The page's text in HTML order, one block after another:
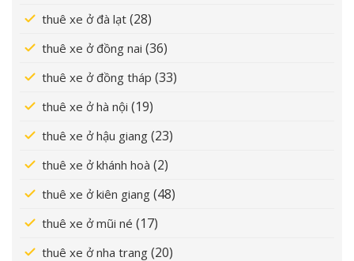
thuê xe ở đà lạt (28)
thuê xe ở đồng nai (36)
thuê xe ở đồng tháp (33)
thuê xe ở hà nội (19)
thuê xe ở hậu giang (23)
thuê xe ở khánh hoà (2)
thuê xe ở kiên giang (48)
thuê xe ở mũi né (17)
thuê xe ở nha trang (20)